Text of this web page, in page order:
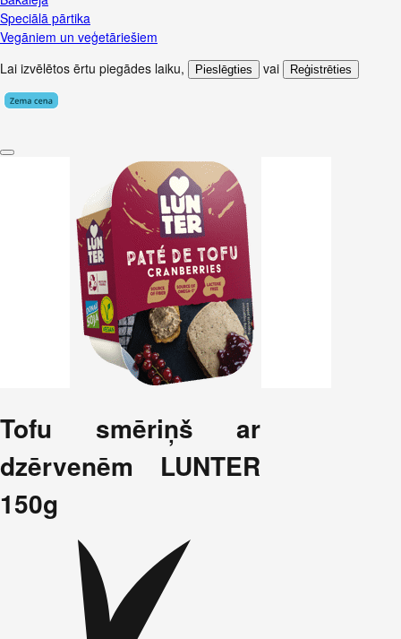
Speciālā pārtika
Vegāniem un veģetāriešiem
Lai izvēlētos ērtu piegādes laiku, Pieslēgties vai Reģistrēties
Tofu smēriņš ar
dzērvenēm LUNTER
150g